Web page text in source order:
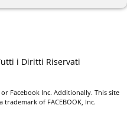
i Diritti Riservati
Facebook Inc. Additionally. This site
trademark of FACEBOOK, Inc.